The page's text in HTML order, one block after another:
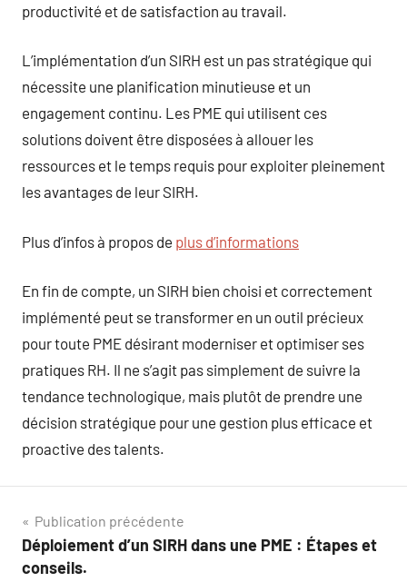
productivité et de satisfaction au travail.
L’implémentation d’un SIRH est un pas stratégique qui
nécessite une planification minutieuse et un
engagement continu. Les PME qui utilisent ces
solutions doivent être disposées à allouer les
ressources et le temps requis pour exploiter pleinement
les avantages de leur SIRH.
Plus d’infos à propos de plus d’informations
En fin de compte, un SIRH bien choisi et correctement
implémenté peut se transformer en un outil précieux
pour toute PME désirant moderniser et optimiser ses
pratiques RH. Il ne s’agit pas simplement de suivre la
tendance technologique, mais plutôt de prendre une
décision stratégique pour une gestion plus efficace et
proactive des talents.
Navigation
de
Publication précédente
Déploiement d’un SIRH dans une PME : Étapes et
conseils.